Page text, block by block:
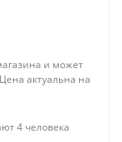
и может
актуальна на
4 человека